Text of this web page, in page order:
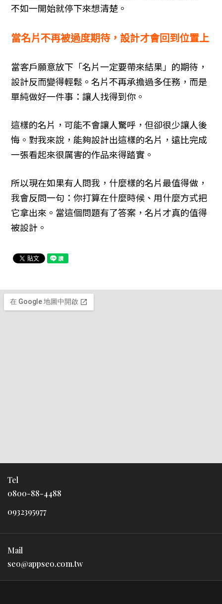
不如一開始就停下來想清楚。
當名片不再被過度期待，設計才會回到位置上
當客戶願意放下「名片一定要帶來結果」的期待，
設計反而變得輕鬆。名片不再承擔過多任務，而是
單純做好一件事：讓人找得到你。
這樣的名片，可能不會讓人驚呼，但卻很少讓人後
悔。對我來說，能夠設計出這樣的名片，遠比完成
一張看起來很厲害的作品來得踏實。
所以現在如果有人問我，什麼樣的名片最值得做，
我會反問一句：你打算在什麼時候、用什麼方式把
它拿出來。當這個問題有了答案，名片才真的值得
被設計。
Tel
0800-88-4488
0932395977
Mail
seo@appseo.com.tw